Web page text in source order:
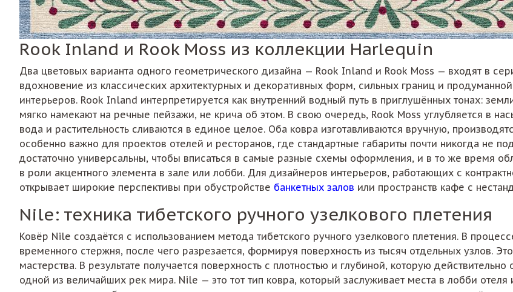
Rook Inland и Rook Moss из коллекции Harlequin
Два цветовых варианта одного геометрического дизайна — Rook Inland и Rook Moss — входят в
вдохновение из классических архитектурных и декоративных форм, сильных границ и
интерьеров. Rook Inland интерпретируется как внутренний водный путь в приглушённых тонах:
мягко намекают на речные пейзажи, не крича об этом. В свою очередь, Rook Moss углубляется в
вода и растительность сливаются в единое целое. Оба ковра изготавливаются вручную,
особенно важно для проектов отелей и ресторанов, где стандартные габариты почти никогда не
достаточно универсальны, чтобы вписаться в самые разные схемы оформления, и в то же время
в роли акцентного элемента в зале или лобби. Для дизайнеров интерьеров, работающих с
открывает широкие перспективы при обустройстве банкетных залов или пространств кафе с
Nile: техника тибетского ручного узелкового плетения
Ковёр Nile создаётся с использованием метода тибетского ручного узелкового плетения. В
временного стержня, после чего разрезается, формируя поверхность из тысяч отдельных узлов.
мастерства. В результате получается поверхность с плотностью и глубиной, которую
одной из величайших рек мира. Nile — это тот тип ковра, который заслуживает места в лобби